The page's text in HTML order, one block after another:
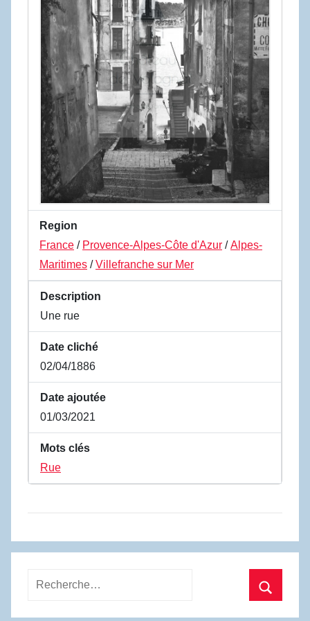
Region
France / Provence-Alpes-Côte d'Azur /Alpes-
Maritimes /Villefranche sur Mer
Description
Une rue
Date cliché
02/04/1886
Date ajoutée
01/03/2021
Mots clés
Rue
Recherche
: